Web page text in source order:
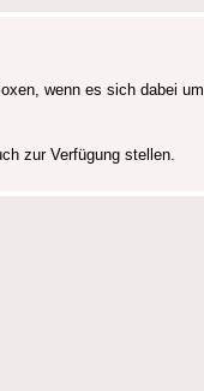
wenn es sich dabei um
zur Verfügung stellen.